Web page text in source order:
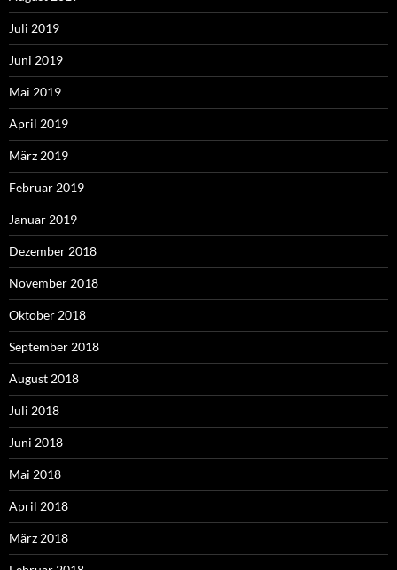
Juli 2019
Juni 2019
Mai 2019
April 2019
März 2019
Februar 2019
Januar 2019
Dezember 2018
November 2018
Oktober 2018
September 2018
August 2018
Juli 2018
Juni 2018
Mai 2018
April 2018
März 2018